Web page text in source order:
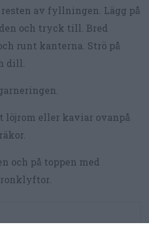
av fyllningen. Lägg på
och tryck till. Bred
runt kanterna. Strö på
dill.
löjrom eller kaviar ovanpå
och på toppen med